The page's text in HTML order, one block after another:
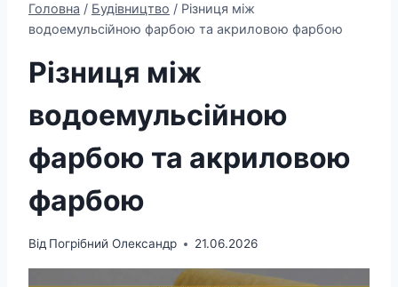
Головна / Будівництво / Різниця між
водоемульсійною фарбою та акриловою фарбою
Різниця між
водоемульсійною
фарбою та акриловою
фарбою
Від Погрібний Олександр 21.06.2026